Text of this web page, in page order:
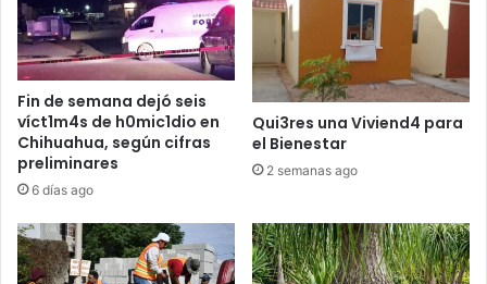
Fin de semana dejó seis
víct1m4s de h0mic1dio en
Chihuahua, según cifras
preliminares
6 días ago
Qui3res una Viviend4 para
el Bienestar
2 semanas ago